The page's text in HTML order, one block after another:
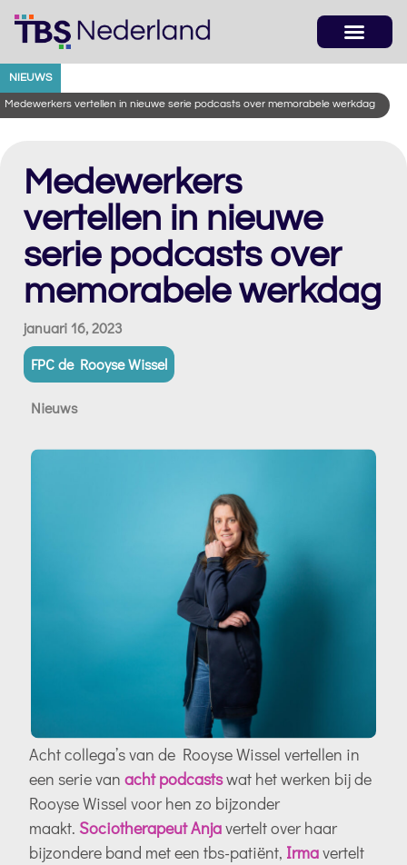
NIEUWS
Medewerkers vertellen in nieuwe serie podcasts over memorabele werkdag
Medewerkers
vertellen in nieuwe
serie podcasts over
memorabele werkdag
januari 16, 2023
FPC de Rooyse Wissel
Nieuws
Acht collega’s van de Rooyse Wissel vertellen in
een serie van acht podcastswat het werken bij de
Rooyse Wissel voor hen zo bijzonder
maakt. Sociotherapeut Anjavertelt over haar
bijzondere band met een tbs-patiënt, Irmavertelt